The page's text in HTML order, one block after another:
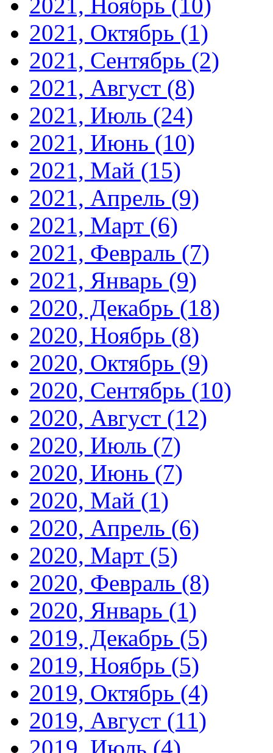
2021, Октябрь (1)
2021, Сентябрь (2)
2021, Август (8)
2021, Июль (24)
2021, Июнь (10)
2021, Май (15)
2021, Апрель (9)
2021, Март (6)
2021, Февраль (7)
2021, Январь (9)
2020, Декабрь (18)
2020, Ноябрь (8)
2020, Октябрь (9)
2020, Сентябрь (10)
2020, Август (12)
2020, Июль (7)
2020, Июнь (7)
2020, Май (1)
2020, Апрель (6)
2020, Март (5)
2020, Февраль (8)
2020, Январь (1)
2019, Декабрь (5)
2019, Ноябрь (5)
2019, Октябрь (4)
2019, Август (11)
2019, Июль (4)